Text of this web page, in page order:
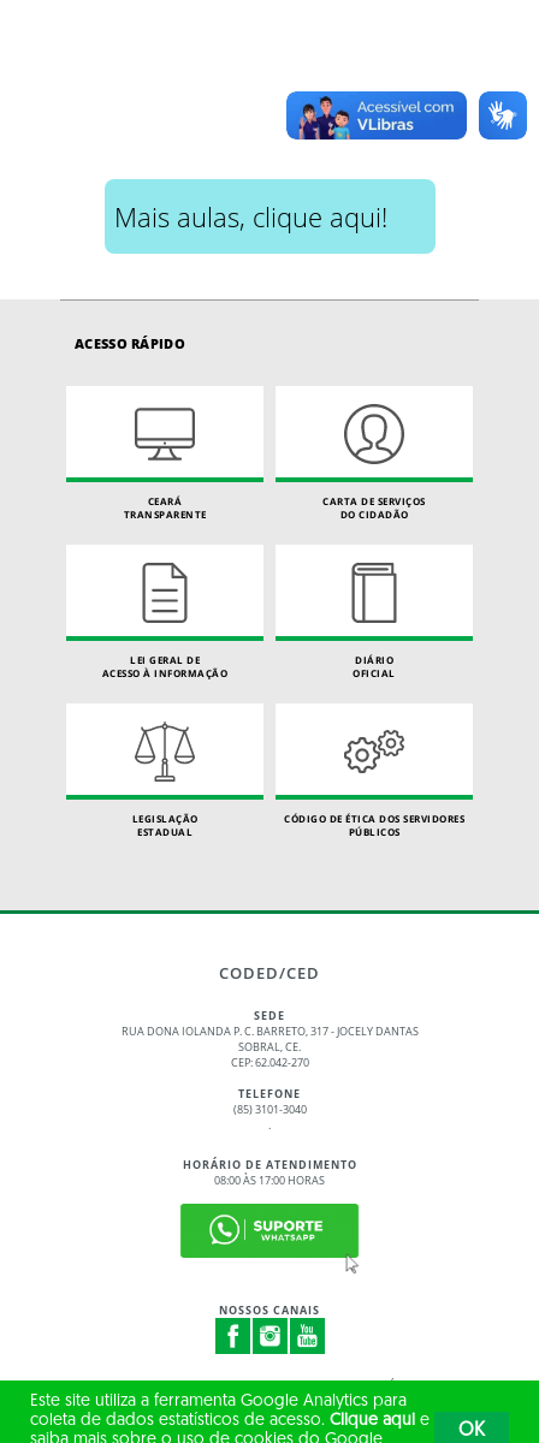
Mais aulas, clique aqui!
ACESSO RÁPIDO
CEARÁ
TRANSPARENTE
CARTA DE SERVIÇOS
DO CIDADÃO
LEI GERAL DE
ACESSO À INFORMAÇÃO
DIÁRIO
OFICIAL
LEGISLAÇÃO
ESTADUAL
CÓDIGO DE ÉTICA DOS SERVIDORES
PÚBLICOS
CODED/CED
SEDE
RUA DONA IOLANDA P. C. BARRETO, 317 - JOCELY DANTAS
SOBRAL, CE.
CEP: 62.042-270
TELEFONE
(85) 3101-3040
.
HORÁRIO DE ATENDIMENTO
08:00 ÀS 17:00 HORAS
NOSSOS CANAIS
TODOS OS DIREITOS RESERVADOS
Este site utiliza a ferramenta Google Analytics para
coleta de dados estatísticos de acesso. Clique aqui e
OK